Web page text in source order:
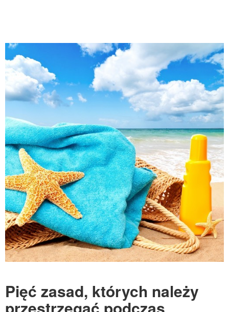
Pięć zasad, których należy